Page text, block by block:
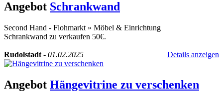
Angebot Schrankwand
Second Hand - Flohmarkt » Möbel & Einrichtung
Schrankwand zu verkaufen 50€.
Rudolstadt - 01.02.2025 Details anzeigen
Angebot Hängevitrine zu verschenken